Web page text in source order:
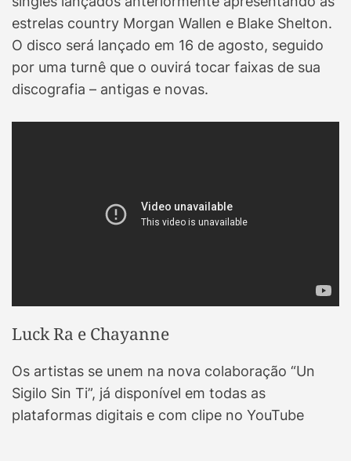
estrelas country Morgan Wallen e Blake Shelton.
O disco será lançado em 16 de agosto, seguido
por uma turnê que o ouvirá tocar faixas de sua
discografia – antigas e novas.
Luck Ra e Chayanne
Os artistas se unem na nova colaboração “Un
Sigilo Sin Ti”, já disponível em todas as
plataformas digitais e com clipe no YouTube